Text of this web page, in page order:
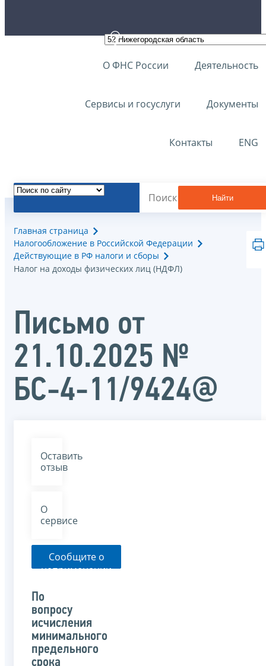
О ФНС России Деятельность
Сервисы и госуслуги Документы
Контакты ENG
Найти
Главная страница
Налогообложение в Российской Федерации
Действующие в РФ налоги и сборы
Налог на доходы физических лиц (НДФЛ)
Письмо от
21.10.2025 №
БС-4-11/9424@
Оставить
отзыв
О
сервисе
Сообщите о
неприменении
указанного
письма
По
вопросу
исчисления
минимального
предельного
срока